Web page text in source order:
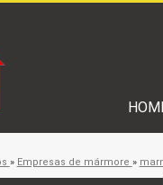
» Empresas de mármore »